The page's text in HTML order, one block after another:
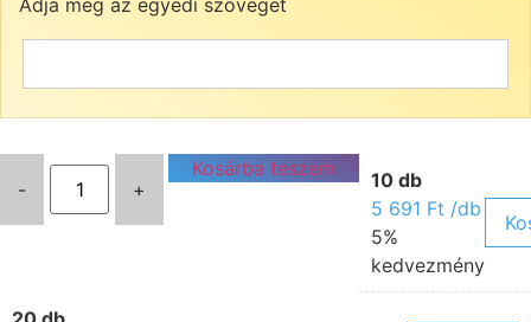
Adja meg az egyedi szöveget
- +
Kosárba teszem
10 db
5 691 Ft /db
5%
kedvezmény